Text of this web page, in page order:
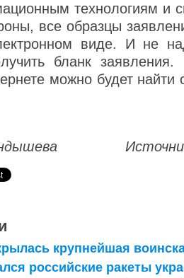
технологиям и
все образцы
виде. И не
бланк
можно будет найти
крупнейшая
российские ракеты